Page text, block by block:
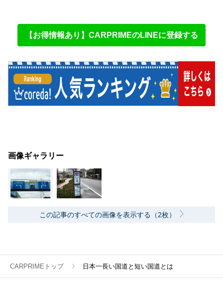
【お得情報あり】CARPRIMEのLINEに登録する
画像ギャラリー
この記事のすべての画像を表示する（2枚）
CARPRIMEトップ 日本一長い国道と短い国道とは